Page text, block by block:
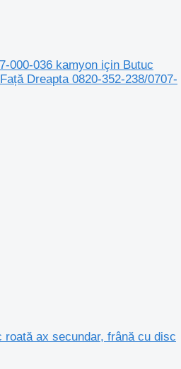
000-036 kamyon için Butuc
Dreapta 0820-352-238/0707-
ax secundar, frână cu disc